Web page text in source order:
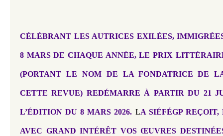
CÉLÉBRANT LES AUTRICES EXILÉES,
8 MARS DE CHAQUE ANNÉE, LE PRIX
(PORTANT LE NOM DE LA FONDATRICE DE
CETTE REVUE) REDÉMARRE À PARTIR DU 21
L’ÉDITION DU 8 MARS 2026. LA SIÉFÉGP
AVEC GRAND INTÉRÊT VOS ŒUVRES